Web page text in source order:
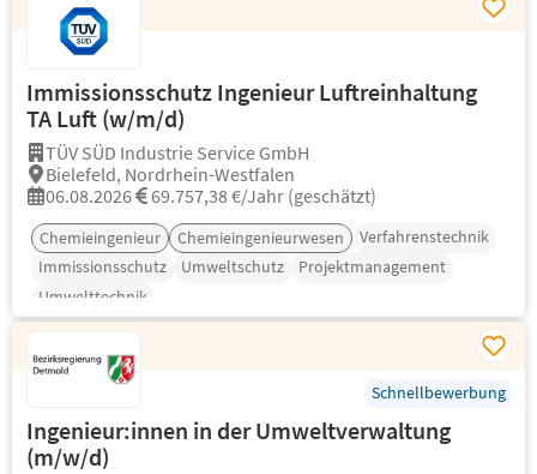
Immissionsschutz Ingenieur Luftreinhaltung
TA Luft (w/m/d)
TÜV SÜD Industrie Service GmbH
Bielefeld, Nordrhein-Westfalen
06.08.2026
69.757,38 €/Jahr (geschätzt)
Chemieingenieur Chemieingenieurwesen
Verfahrenstechnik
Immissionsschutz
Umweltschutz
Projektmanagement
Umwelttechnik
Schnellbewerbung
Ingenieur:innen in der Umweltverwaltung
(m/w/d)